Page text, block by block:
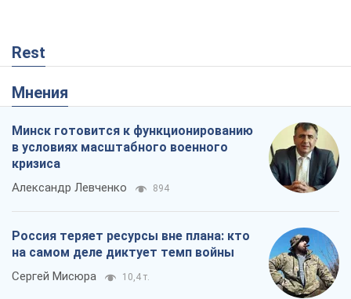
Rest
Мнения
Минск готовится к функционированию
в условиях масштабного военного
кризиса
Александр Левченко 894
Россия теряет ресурсы вне плана: кто
на самом деле диктует темп войны
Сергей Мисюра 10,4 т.